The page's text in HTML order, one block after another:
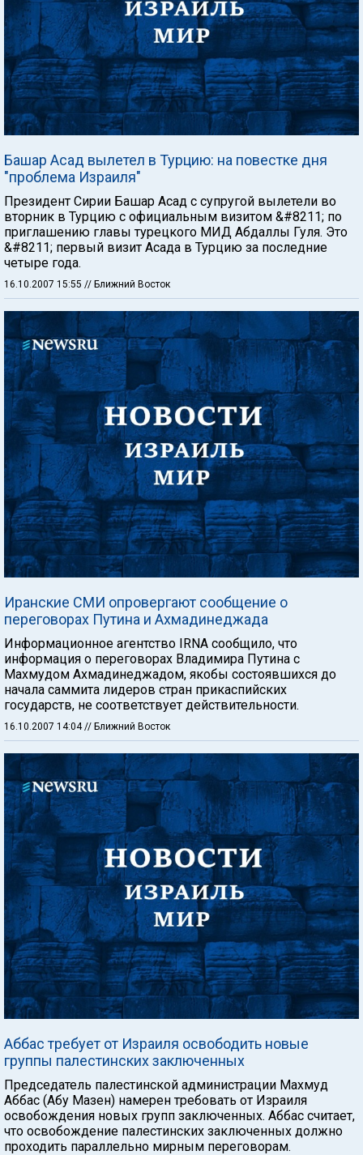
Башар Асад вылетел в Турцию: на повестке дня
"проблема Израиля"
Президент Сирии Башар Асад с супругой вылетели во
вторник в Турцию с официальным визитом &#8211; по
приглашению главы турецкого МИД Абдаллы Гуля. Это
&#8211; первый визит Асада в Турцию за последние
четыре года.
16.10.2007 15:55 // Ближний Восток
Иранские СМИ опровергают сообщение о
переговорах Путина и Ахмадинеджада
Информационное агентство IRNA сообщило, что
информация о переговорах Владимира Путина с
Махмудом Ахмадинеджадом, якобы состоявшихся до
начала саммита лидеров стран прикаспийских
государств, не соответствует действительности.
16.10.2007 14:04 // Ближний Восток
Аббас требует от Израиля освободить новые
группы палестинских заключенных
Председатель палестинской администрации Махмуд
Аббас (Абу Мазен) намерен требовать от Израиля
освобождения новых групп заключенных. Аббас считает,
что освобождение палестинских заключенных должно
проходить параллельно мирным переговорам.